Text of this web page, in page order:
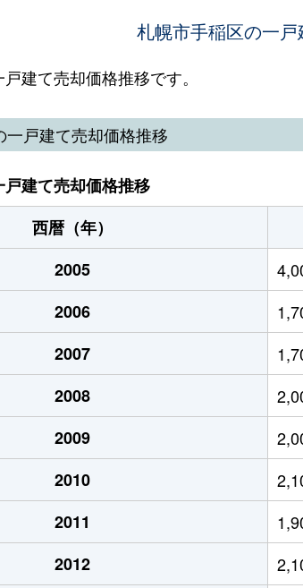
手稲 徒
1,600万円 手稲
2,400万円 手稲 徒
2,100万円 稲穂 徒
1,700万円 稲穂 徒
1,400万円 稲穂 徒
4,100万円 稲穂 徒
3,800万円 稲穂 徒
700万円 稲穂 徒
2,800万円 稲穂 徒
2,000万円 稲穂 徒
2,500万円 稲穂 徒
3,400万円 稲穂 徒
札幌市手稲区の一戸
建て売却価格推移です。
一戸建て売却価格推移
建て売却価格推移
西暦（年）
2005
2006
2007
2008
2009
2010
2011
2012